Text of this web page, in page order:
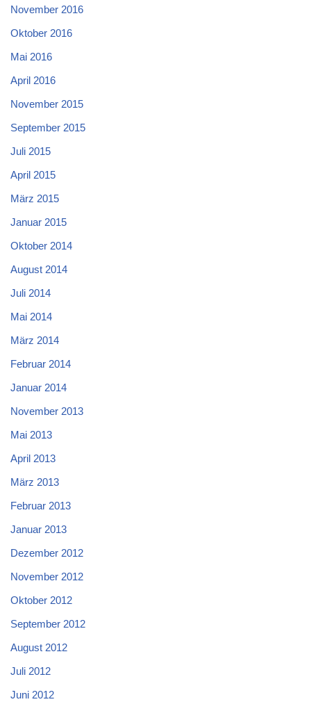
November 2016
Oktober 2016
Mai 2016
April 2016
November 2015
September 2015
Juli 2015
April 2015
März 2015
Januar 2015
Oktober 2014
August 2014
Juli 2014
Mai 2014
März 2014
Februar 2014
Januar 2014
November 2013
Mai 2013
April 2013
März 2013
Februar 2013
Januar 2013
Dezember 2012
November 2012
Oktober 2012
September 2012
August 2012
Juli 2012
Juni 2012